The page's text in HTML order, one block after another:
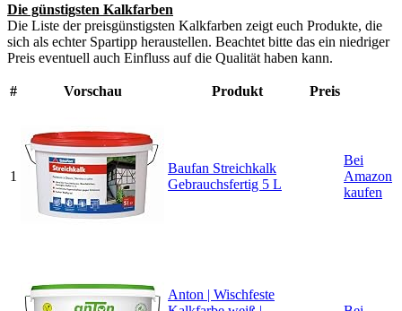
Die günstigsten Kalkfarben
Die Liste der preisgünstigsten Kalkfarben zeigt euch Produkte, die
sich als echter Spartipp heraustellen. Beachtet bitte das ein niedriger
Preis eventuell auch Einfluss auf die Qualität haben kann.
# Vorschau Produkt Preis
1
Baufan Streichkalk
Gebrauchsfertig 5 L
Bei
Amazon
kaufen
Anton | Wischfeste